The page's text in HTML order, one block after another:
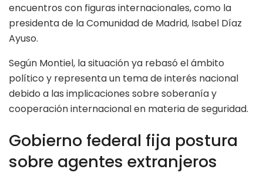
encuentros con figuras internacionales, como la
presidenta de la Comunidad de Madrid, Isabel Díaz
Ayuso.
Según Montiel, la situación ya rebasó el ámbito
político y representa un tema de interés nacional
debido a las implicaciones sobre soberanía y
cooperación internacional en materia de seguridad.
Gobierno federal fija postura
sobre agentes extranjeros